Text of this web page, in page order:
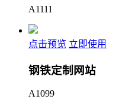
A1111
点击预览 立即使用
钢铁定制网站
A1099